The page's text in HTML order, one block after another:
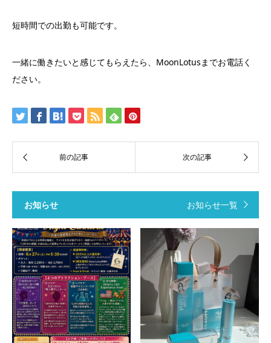
短時間での出勤も可能です。
一緒に働きたいと感じてもらえたら、MoonLotusまでお電話く
ださい。
お知らせ お知らせ一覧